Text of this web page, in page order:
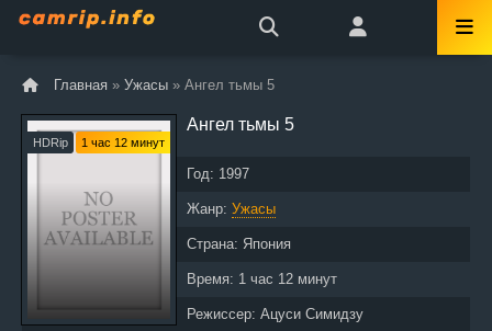
Главная » Ужасы » Ангел тьмы 5
HDRip 1 час 12 минут
Ангел тьмы 5
Год: 1997
Жанр: Ужасы
Страна: Япония
Время: 1 час 12 минут
Режиссер: Ацуси Симидзу